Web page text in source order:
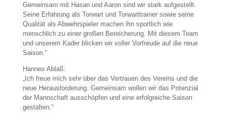
Gemeinsam mit Hasan und Aaron sind wir stark aufgestellt.
Seine Erfahrung als Torwart und Torwarttrainer sowie seine
Qualität als Abwehrspieler machen ihn sportlich wie
menschlich zu einer großen Bereicherung. Mit diesem Team
und unserem Kader blicken wir voller Vorfreude auf die neue
Saison.“
Hannes Ablaß:
„Ich freue mich sehr über das Vertrauen des Vereins und die
neue Herausforderung. Gemeinsam wollen wir das Potenzial
der Mannschaft ausschöpfen und eine erfolgreiche Saison
gestalten.“